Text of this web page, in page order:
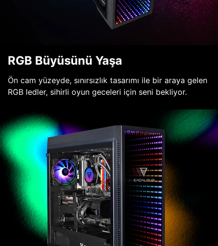
RGB Büyüsünü Yaşa
Ön cam yüzeyde, sınırsızlık tasarımı ile bir araya gelen
RGB ledler, sihirli oyun geceleri için seni bekliyor.